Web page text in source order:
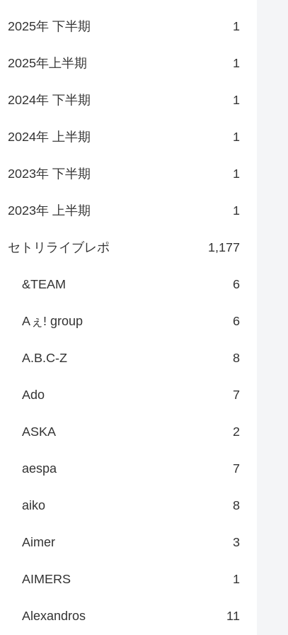
2025年 下半期 1
2025年上半期 1
2024年 下半期 1
2024年 上半期 1
2023年 下半期 1
2023年 上半期 1
セトリライブレポ 1,177
&TEAM 6
Aぇ! group 6
A.B.C-Z 8
Ado 7
ASKA 2
aespa 7
aiko 8
Aimer 3
AIMERS 1
Alexandros 11